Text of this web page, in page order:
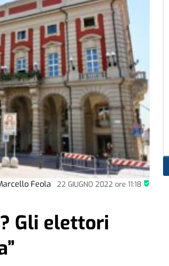
Feola 22 GIUGNO 2022ore 11:18
Gli elettori